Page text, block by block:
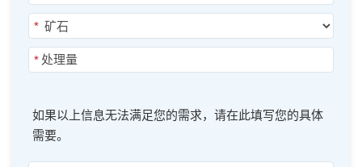
*
*
如果以上信息无法满足您的需求，请在此填写您的具体
需要。